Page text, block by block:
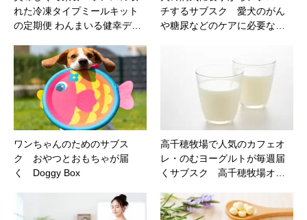
れた冷凍タイプミールキット
の定期便 わんまいる健幸デ…
チするサブスク 愛犬のがん
や糖尿などのケアに必要な…
ワンちゃんのためのサブス
ク おやつとおもちゃが届
く Doggy Box
高千穂牧場で人気のカフェオ
レ・のむヨーグルトが毎週届
くサブスク 高千穂牧場オ…